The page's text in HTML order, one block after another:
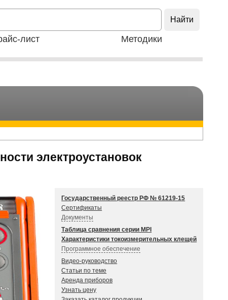
лист Методики
электроустановок
Государственный реестр РФ № 61219-15
Сертификаты
Документы
Руководство по эксплуатации
Методика поверки
Методика выполнения измерения
Таблица сравнения серии MPI
Характеристики токоизмерительных клещей
Программное обеспечение
Sonel Reader
СОНЭЛ ПРОТОКОЛЫ 2.0
Видео-руководство
Статьи по теме
Аренда приборов
Узнать цену